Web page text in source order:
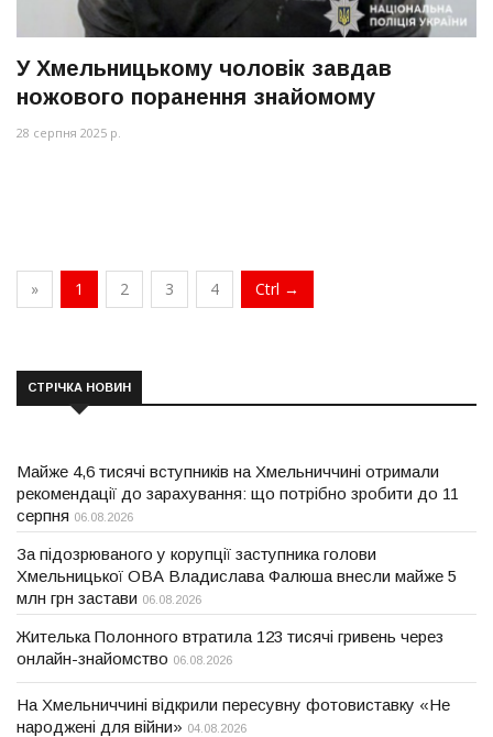
У Хмельницькому чоловік завдав
ножового поранення знайомому
28 серпня 2025 р.
» 1 2 3 4 Ctrl →
СТРІЧКА НОВИН
Майже 4,6 тисячі вступників на Хмельниччині отримали
рекомендації до зарахування: що потрібно зробити до 11
серпня 06.08.2026
За підозрюваного у корупції заступника голови
Хмельницької ОВА Владислава Фалюша внесли майже 5
млн грн застави 06.08.2026
Жителька Полонного втратила 123 тисячі гривень через
онлайн-знайомство 06.08.2026
На Хмельниччині відкрили пересувну фотовиставку «Не
народжені для війни» 04.08.2026